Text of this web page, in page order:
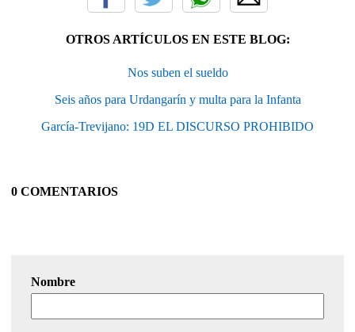
OTROS ARTÍCULOS EN ESTE BLOG:
Nos suben el sueldo
Seis años para Urdangarín y multa para la Infanta
García-Trevijano: 19D EL DISCURSO PROHIBIDO
0 COMENTARIOS
Nombre